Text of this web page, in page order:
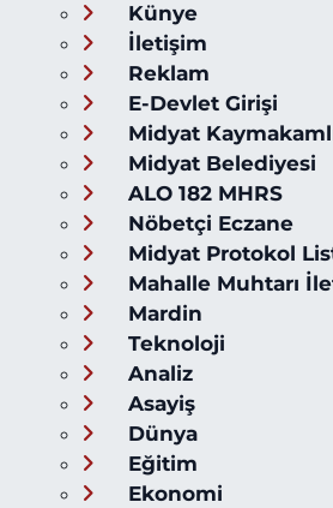
Künye
İletişim
Reklam
E-Devlet Girişi
Midyat
Midyat Belediyesi
ALO 182 MHRS
Nöbetçi Eczane
Midyat Protokol
Mahalle Muhtarı
Mardin
Teknoloji
Analiz
Asayiş
Dünya
Eğitim
Ekonomi